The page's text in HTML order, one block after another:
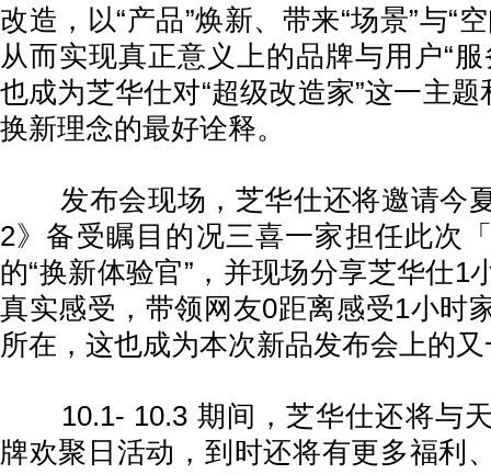
改造，以“产品”焕新、带来“场景”与“
从而实现真正意义上的品牌与用户“
也成为芝华仕对“超级改造家”这一主题
换新理念的最好诠释。
发布会现场，芝华仕还将邀请今
2》备受瞩目的况三喜一家担任此次
的“换新体验官”，并现场分享芝华仕1
真实感受，带领网友0距离感受1小时
所在，这也成为本次新品发布会上的
10.1- 10.3 期间，芝华仕还将与
牌欢聚日活动，到时还将有更多福利